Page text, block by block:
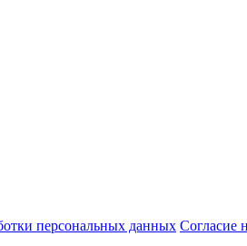
персональных данных Согласие